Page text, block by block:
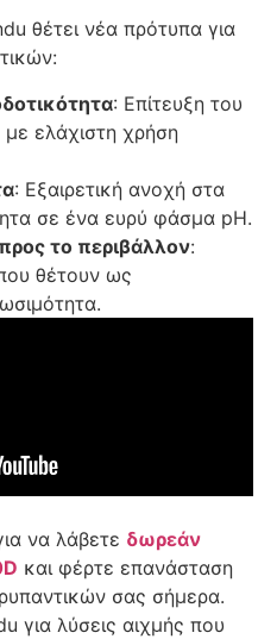
θέτει νέα πρότυπα για
: Επίτευξη του
με ελάχιστη χρήση
: Εξαιρετική ανοχή στα
σε ένα ευρύ φάσμα pH.
το περιβάλλον:
θέτουν ως
να λάβετε δωρεάν
και φέρτε επανάσταση
σας σήμερα.
για λύσεις αιχμής που